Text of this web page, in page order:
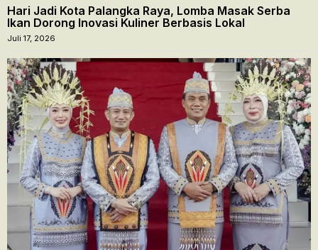
Hari Jadi Kota Palangka Raya, Lomba Masak Serba
Ikan Dorong Inovasi Kuliner Berbasis Lokal
Juli 17, 2026